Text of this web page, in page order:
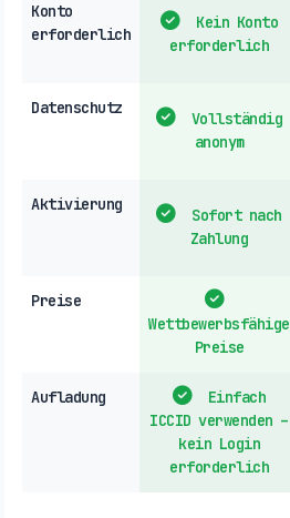
Konto
erforderlich
Kein Konto
erforderlich
Datenschutz
Vollständig
anonym
Aktivierung
Sofort nach
Zahlung
Preise
Wettbewerbsfähige
Preise
Aufladung
Einfach
ICCID verwenden –
kein Login
erforderlich